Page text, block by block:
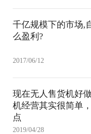
千亿规模下的市场,
么盈利?
2017/06/12
现在无人售货机好
机经营其实很简单
点
2019/04/28